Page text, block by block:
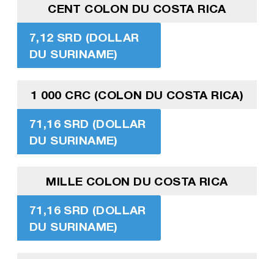
CENT COLON DU COSTA RICA
7,12 SRD (DOLLAR
DU SURINAME)
1 000 CRC (COLON DU COSTA RICA)
71,16 SRD (DOLLAR
DU SURINAME)
MILLE COLON DU COSTA RICA
71,16 SRD (DOLLAR
DU SURINAME)